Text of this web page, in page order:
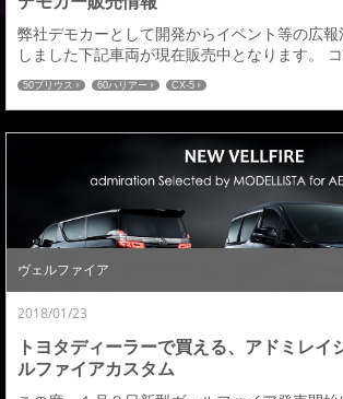
弊社デモカーとして開発からイベント等の広
しました下記車両が現在販売中となります。
の販売を目的とした車両ではないオンリーワン
ンデモカーになります。車両ご購入をご検討中
イションのデモカーも是非、選択肢の一つと
ればと思いますどうぞよろしくお願いいたし
ス ■６０ハリアー後期 ■cx-5 KF系 詳細...
50プリウス 60ハリアー CX-5
ヴェルファイア
2018/01/23
トヨタディーラーで買える、アドミレイ
ルファイアカスタム